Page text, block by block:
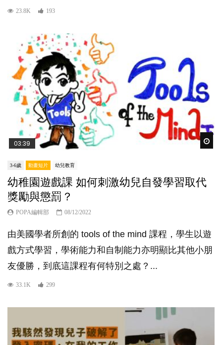
23.8K 193
03:39
3-6歲 動畫短片 幼兒教育
幼稚園遊戲課 如何刺激幼兒自發學習取代
獎勵與懲罰？
POPA編輯部 08/12/2022
由美國學者所創的 tools of the mind 課程，學生以遊
戲方式學習，學術能力和自制能力亦明顯比其他小朋
友優勝，到底這課程有何特別之處？...
33.1K 299